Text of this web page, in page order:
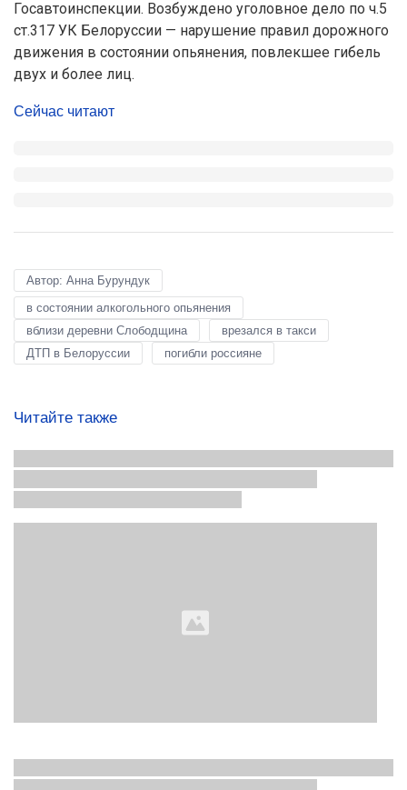
Госавтоинспекции. Возбуждено уголовное дело по ч.5
ст.317 УК Белоруссии — нарушение правил дорожного
движения в состоянии опьянения, повлекшее гибель
двух и более лиц.
Сейчас читают
Автор: Анна Бурундук
в состоянии алкогольного опьянения
вблизи деревни Слободщина
врезался в такси
ДТП в Белоруссии
погибли россияне
Читайте также